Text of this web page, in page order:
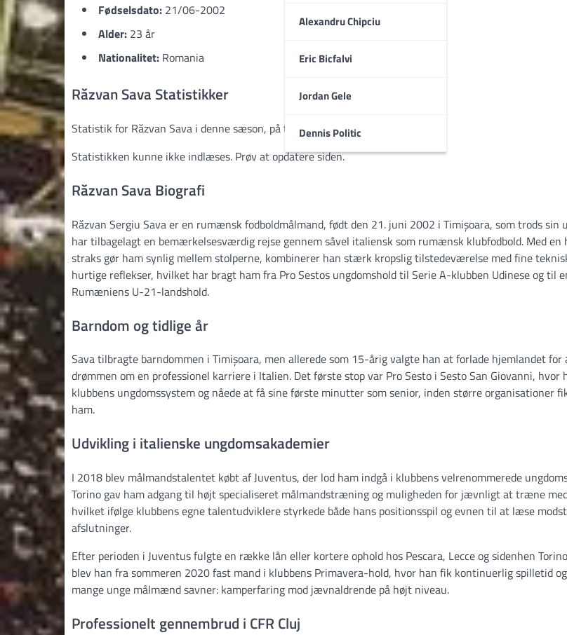
Alexandru Chipciu
Eric Bicfalvi
Jordan Gele
Dennis Politic
Fødselsdato: 21/06-2002
Alder: 23 år
Nationalitet: Romania
Răzvan Sava Statistikker
Statistik for Răzvan Sava i denne sæson, på tværs af alle turneringer:
Statistikken kunne ikke indlæses. Prøv at opdatere siden.
Răzvan Sava Biografi
Răzvan Sergiu Sava er en rumænsk fodboldmålmand, født den 21. juni 2002 i Timișoara, som trods sin
har tilbagelagt en bemærkelsesværdig rejse gennem såvel italiensk som rumænsk klubfodbold. Med en
straks gør ham synlig mellem stolperne, kombinerer han stærk kropslig tilstedeværelse med fine
hurtige reflekser, hvilket har bragt ham fra Pro Sestos ungdomshold til Serie A-klubben Udinese og til
Rumæniens U-21-landshold.
Barndom og tidlige år
Sava tilbragte barndommen i Timișoara, men allerede som 15-årig valgte han at forlade hjemlandet for
drømmen om en professionel karriere i Italien. Det første stop var Pro Sesto i Sesto San Giovanni, hvor
klubbens ungdomssystem og nåede at få sine første minutter som senior, inden større organisationer
ham.
Udvikling i italienske ungdomsakademier
I 2018 blev målmandstalentet købt af Juventus, der lod ham indgå i klubbens velrenommerede
Torino gav ham adgang til højt specialiseret målmandstræning og muligheden for jævnligt at træne
hvilket ifølge klubbens egne talentudviklere styrkede både hans positionsspil og evnen til at læse
afslutninger.
Efter perioden i Juventus fulgte en række lån eller kortere ophold hos Pescara, Lecce og sidenhen
blev han fra sommeren 2020 fast mand i klubbens Primavera-hold, hvor han fik kontinuerlig spilletid
mange unge målmænd savner: kamperfaring mod jævnaldrende på højt niveau.
Professionelt gennembrud i CFR Cluj